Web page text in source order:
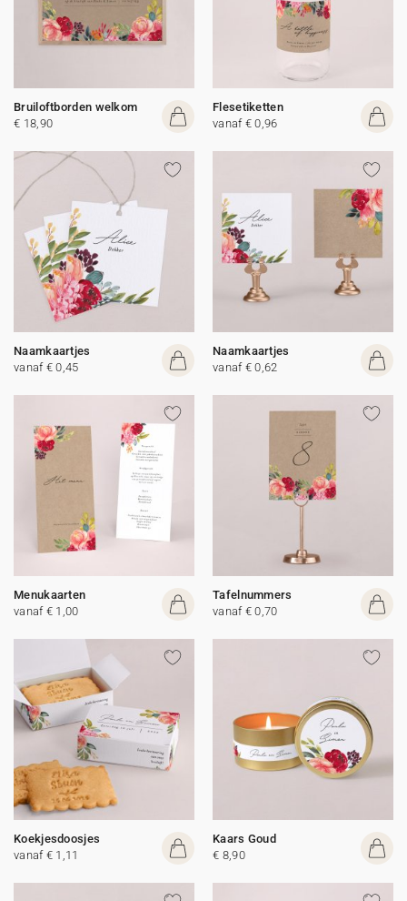
Bruiloftborden welkom
€ 18,90
Flesetiketten
vanaf € 0,96
Naamkaartjes
vanaf € 0,45
Naamkaartjes
vanaf € 0,62
Menukaarten
vanaf € 1,00
Tafelnummers
vanaf € 0,70
Koekjesdoosjes
vanaf € 1,11
Kaars Goud
€ 8,90